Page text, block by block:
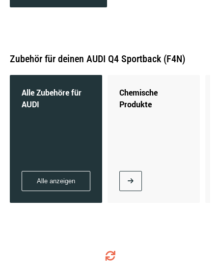
Zubehör für deinen AUDI Q4 Sportback (F4N)
Alle Zubehöre für
AUDI
Alle anzeigen
Chemische
Produkte